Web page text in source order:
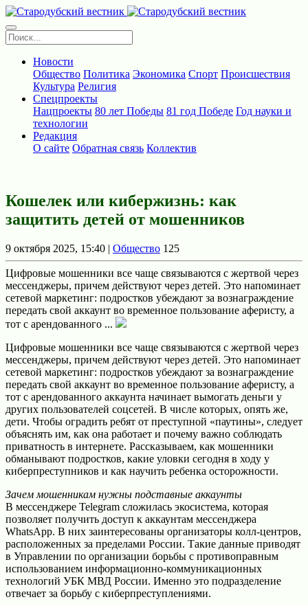
Новости
Общество Политика Экономика Спорт Происшествия
Культура Религия
Спецпроекты
Нацпроекты 80 лет Победы 81 год Победе Год науки и
технологии
Редакция
О сайте Обратная связь Коллектив
Кошелек или кибержизнь: как
защитить детей от мошенников
9 октября 2025, 15:40 | Общество 125
Цифровые мошенники все чаще связываются с жертвой через
мессенджеры, причем действуют через детей. Это напоминает
сетевой маркетинг: подростков убеждают за вознаграждение
передать свой аккаунт во временное пользование аферисту, а
тот с арендованного ...
Цифровые мошенники все чаще связываются с жертвой через
мессенджеры, причем действуют через детей. Это напоминает
сетевой маркетинг: подростков убеждают за вознаграждение
передать свой аккаунт во временное пользование аферисту, а
тот с арендованного аккаунта начинает вымогать деньги у
других пользователей соцсетей. В числе которых, опять же,
дети. Чтобы оградить ребят от преступной «паутины», следует
объяснять им, как она работает и почему важно соблюдать
приватность в интернете. Рассказываем, как мошенники
обманывают подростков, какие уловки сегодня в ходу у
киберпреступников и как научить ребенка осторожности.
Зачем мошенникам нужны подставные аккаунты
В мессенджере Telegram сложилась экосистема, которая
позволяет получить доступ к аккаунтам мессенджера
WhatsApp. В них заинтересованы организаторы колл-центров,
расположенных за пределами России. Такие данные приводят
в Управлении по организации борьбы с противоправным
использованием информационно-коммуникационных
технологий УБК МВД России. Именно это подразделение
отвечает за борьбу с киберпреступлениями.